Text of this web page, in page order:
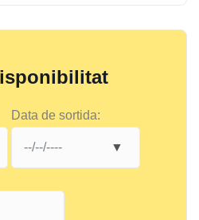
Data de sortida: